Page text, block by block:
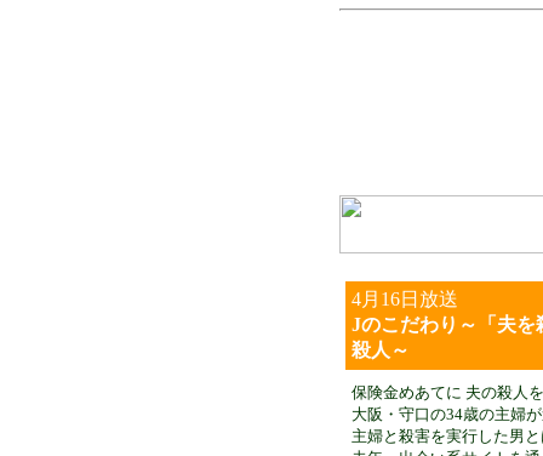
4月16日 放送
Jのこだわり～「夫
殺人～
保険金めあてに 夫の殺人
大阪・守口の34歳の主婦
主婦と殺害を実行した男